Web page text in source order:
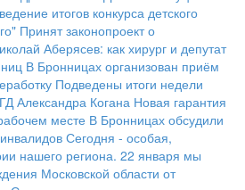
итогов конкурса детского
Принят законопроект о
Аберясев: как хирург и депутат
В Бронницах организован приём
Подведены итоги недели
Александра Когана Новая гарантия
месте В Бронницах обсудили
Сегодня - особая,
нашего региона. 22 января мы
Московской области от